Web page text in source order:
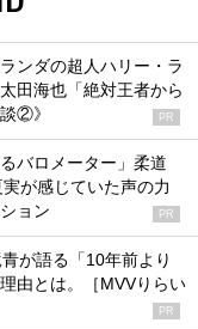
ンダの超人ハリー・ラ
田海也「絶対王者から
②》
PR
バロメーター」柔道
が感じていた声の力
ョン
PR
が語る「10年前より
由とは。［MVVりらい
PR